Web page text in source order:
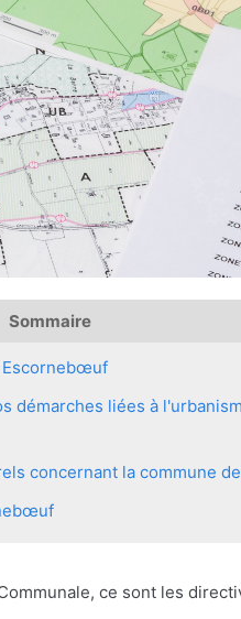
Sommaire
Escornebœuf
démarches liées à
concernant la commune
ce sont les